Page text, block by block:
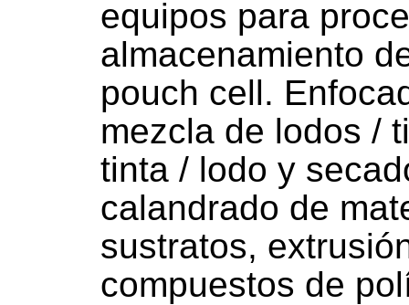
equipos para
almacenamiento
pouch cell.
mezcla de lodos /
tinta / lodo y
calandrado de
sustratos,
compuestos de